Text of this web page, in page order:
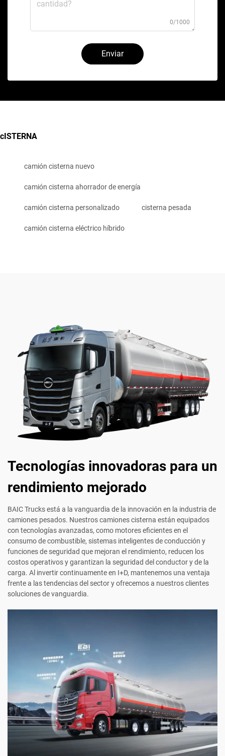
0/1000
Enviar
cISTERNA
camión cisterna nuevo
camión cisterna ahorrador de energía
camión cisterna personalizado cisterna pesada
camión cisterna eléctrico híbrido
Tecnologías innovadoras para un
rendimiento mejorado
BAIC Trucks está a la vanguardia de la innovación en la industria de
camiones pesados. Nuestros camiones cisterna están equipados
con tecnologías avanzadas, como motores eficientes en el
consumo de combustible, sistemas inteligentes de conducción y
funciones de seguridad que mejoran el rendimiento, reducen los
costos operativos y garantizan la seguridad del conductor y de la
carga. Al invertir continuamente en I+D, mantenemos una ventaja
frente a las tendencias del sector y ofrecemos a nuestros clientes
soluciones de vanguardia.